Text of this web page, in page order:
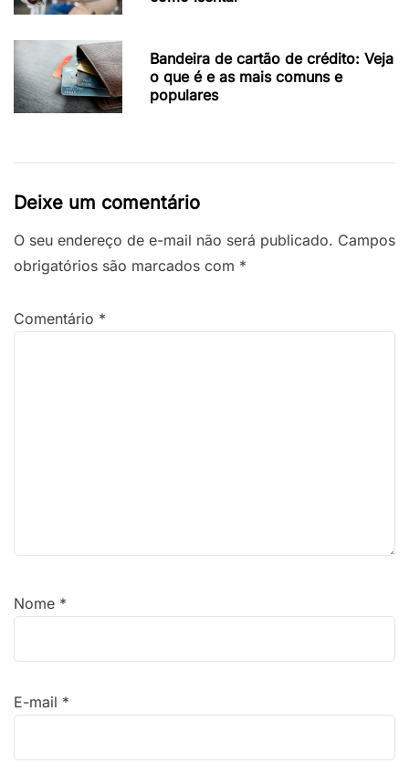
Bandeira de cartão de crédito: Veja
o que é e as mais comuns e
populares
Deixe um comentário
O seu endereço de e-mail não será publicado. Campos
obrigatórios são marcados com *
Comentário *
Nome *
E-mail *